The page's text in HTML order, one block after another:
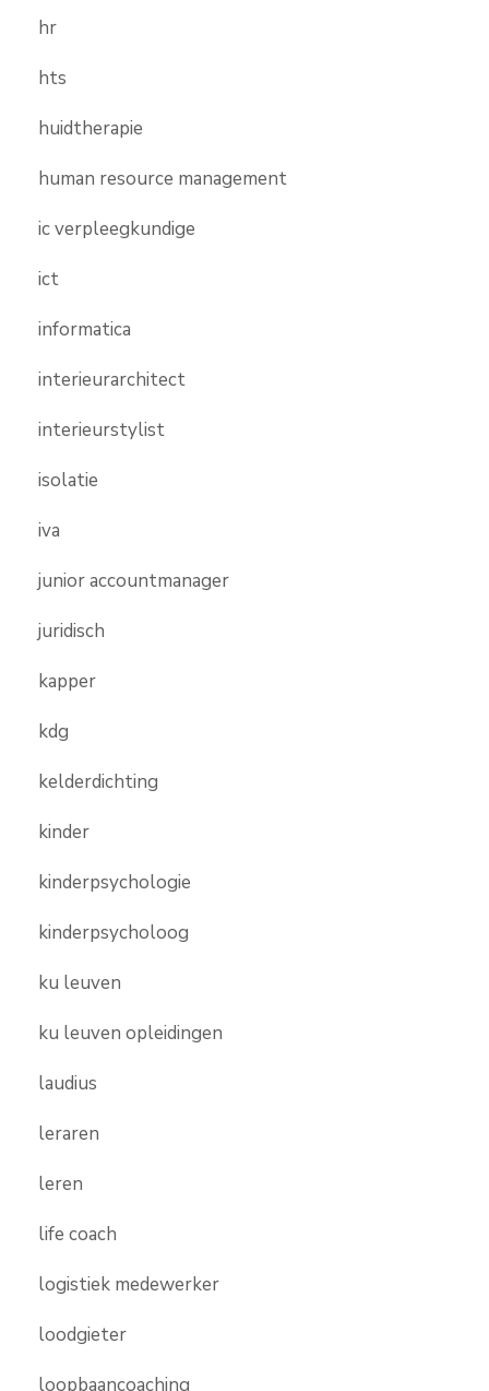
hr
hts
huidtherapie
human resource management
ic verpleegkundige
ict
informatica
interieurarchitect
interieurstylist
isolatie
iva
junior accountmanager
juridisch
kapper
kdg
kelderdichting
kinder
kinderpsychologie
kinderpsycholoog
ku leuven
ku leuven opleidingen
laudius
leraren
leren
life coach
logistiek medewerker
loodgieter
loopbaancoaching